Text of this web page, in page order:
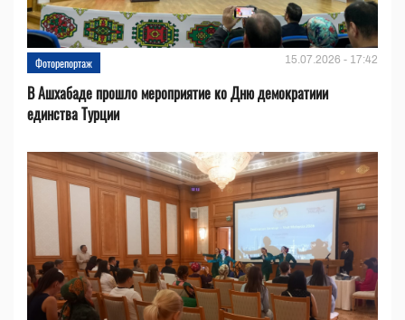
Фоторепортаж 15.07.2026 - 17:42
В Ашхабаде прошло мероприятие ко Дню демократиии
единства Турции